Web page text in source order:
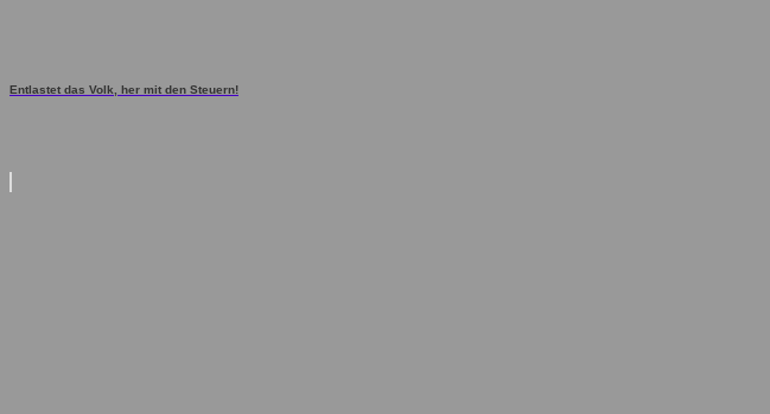
Entlastet das Volk, her mit den Steuern!